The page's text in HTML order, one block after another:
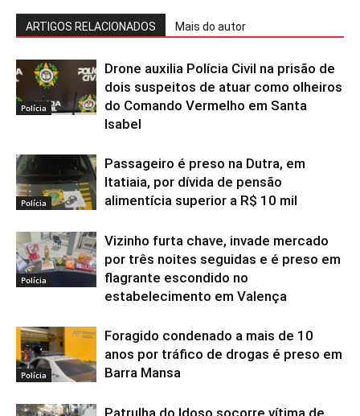
ARTIGOS RELACIONADOS Mais do autor
Polícia
Drone auxilia Polícia Civil na prisão de
dois suspeitos de atuar como olheiros
do Comando Vermelho em Santa
Isabel
Polícia
Passageiro é preso na Dutra, em
Itatiaia, por dívida de pensão
alimentícia superior a R$ 10 mil
Polícia
Vizinho furta chave, invade mercado
por três noites seguidas e é preso em
flagrante escondido no
estabelecimento em Valença
Polícia
Foragido condenado a mais de 10
anos por tráfico de drogas é preso em
Barra Mansa